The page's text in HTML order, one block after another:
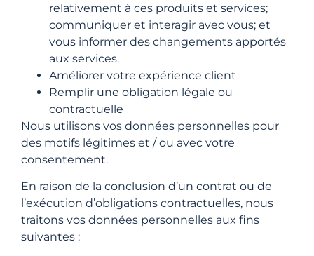
relativement à ces produits et services;
communiquer et interagir avec vous; et
vous informer des changements apportés
aux services.
Améliorer votre expérience client
Remplir une obligation légale ou
contractuelle
Nous utilisons vos données personnelles pour
des motifs légitimes et / ou avec votre
consentement.
En raison de la conclusion d’un contrat ou de
l’exécution d’obligations contractuelles, nous
traitons vos données personnelles aux fins
suivantes :